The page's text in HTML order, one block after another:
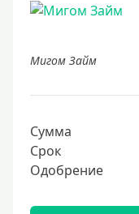
Мигом Займ
Сумма
Срок
Одобрение